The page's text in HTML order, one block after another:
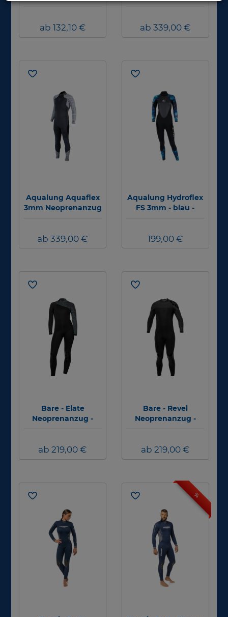
Herren
ab 132,10 €
Damen
ab 339,00 €
Aqualung Aquaflex
3mm Neoprenanzug
Herren
ab 339,00 €
Aqualung Hydroflex
FS 3mm - blau -
Damen
199,00 €
Bare - Elate
Neoprenanzug -
3/2mm - Frauen
ab 219,00 €
Bare - Revel
Neoprenanzug -
3/2mm - Herren
ab 219,00 €
%